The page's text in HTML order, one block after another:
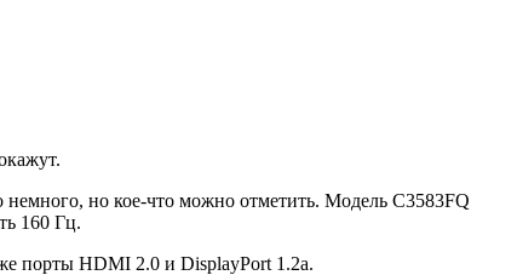
но кое-что можно отметить. Модель C3583FQ
160 Гц.
порты HDMI 2.0 и DisplayPort 1.2a.